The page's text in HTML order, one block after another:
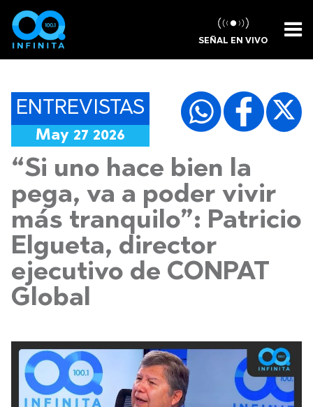
SEÑAL EN VIVO
ENTREVISTAS
May 27 2026
“Si uno hace bien la
pega, va a poder vivir
más tranquilo”: Patricio
Elgueta, director
ejecutivo de CONPAT
Global